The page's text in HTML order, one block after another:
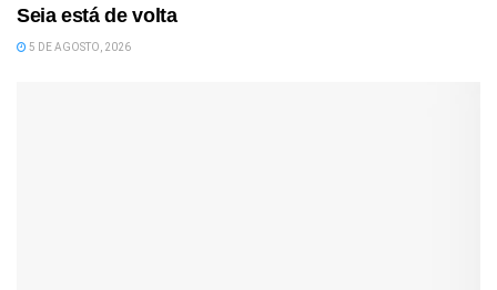
Seia está de volta
5 DE AGOSTO, 2026